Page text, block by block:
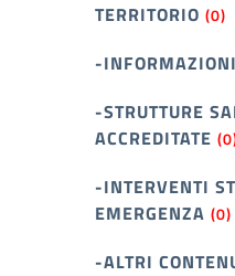
TERRITORIO (0)
-
-STRUTTURE
ACCREDITATE
-INTERVENTI
EMERGENZA (0)
-ALTRI